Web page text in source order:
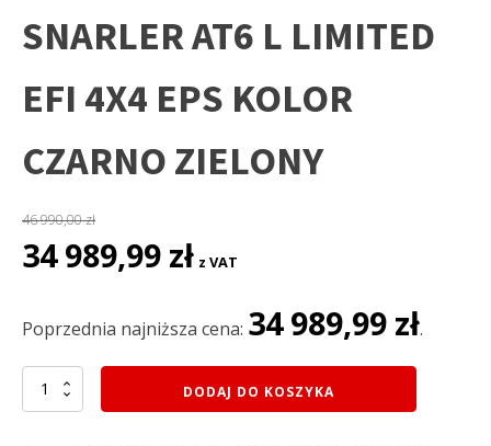
SNARLER AT6 L LIMITED
EFI 4X4 EPS KOLOR
CZARNO ZIELONY
46 990,00zł
Pierwotna
cena
46
34 989,99 zł cena
34
z VAT
Poprzednia najniższa cena: 34 989,99 zł.
ilość
QUAD
DODAJ DO KOSZYKA